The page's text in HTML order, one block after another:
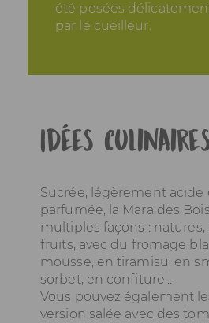
été posées
par le cueilleur.
Idées
Sucrée, légèrement acide
parfumée, la Mara des
multiples façons : natures,
fruits, avec du fromage
mousse, en tiramisu, en
sorbet, en confiture...
Vous pouvez également
version salée avec des